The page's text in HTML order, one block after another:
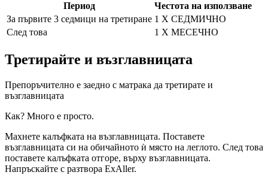
Период
Честота на използване
За първите 3 седмици на третиране 1 Х СЕДМИЧНО
След това
1 Х МЕСЕЧНО
Третирайте и възглавницата
Препоръчително е заедно с матрака да третирате и
възглавницата
Как? Много е просто.
Махнете калъфката на възглавницата. Поставете
възглавницата си на обичайното ѝ място на леглото. След това
поставете калъфката отгоре, върху възглавницата.
Напръскайте с разтвора ExAller.